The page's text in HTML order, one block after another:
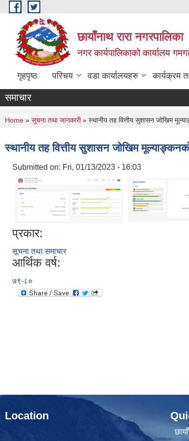
Skip to main content
छायाँनाथ रारा नगरपालिका
नगर कार्यपालिकाको कार्यालय
गृहपृष्ठ परिचय वडा कार्यालयहरु कार्यक्रम
समाचार
समचार
You are here
Home » सूचना तथा जानकारी» स्थानीय तह वित्तीय सुशासन जोखिम
स्थानीय तह वित्तीय सुशासन जोखिम
Submitted on: Fri, 01/13/2023 - 16:03
प्रकार:
सूचना तथा समाचार
आर्थिक वर्ष:
७९-८०
Location